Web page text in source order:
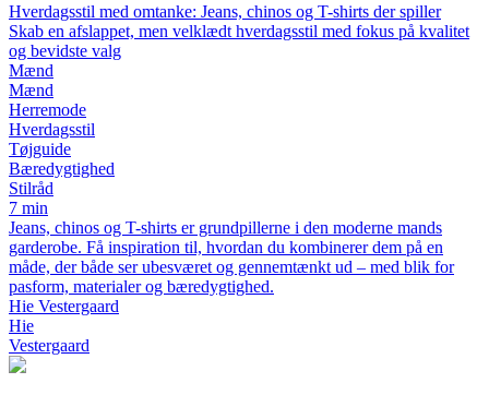
Hverdagsstil med omtanke: Jeans, chinos og T-shirts der spiller
Skab en afslappet, men velklædt hverdagsstil med fokus på kvalitet
og bevidste valg
Mænd
Mænd
Herremode
Hverdagsstil
Tøjguide
Bæredygtighed
Stilråd
7 min
Jeans, chinos og T-shirts er grundpillerne i den moderne mands
garderobe. Få inspiration til, hvordan du kombinerer dem på en
måde, der både ser ubesværet og gennemtænkt ud – med blik for
pasform, materialer og bæredygtighed.
Hie Vestergaard
Hie
Vestergaard